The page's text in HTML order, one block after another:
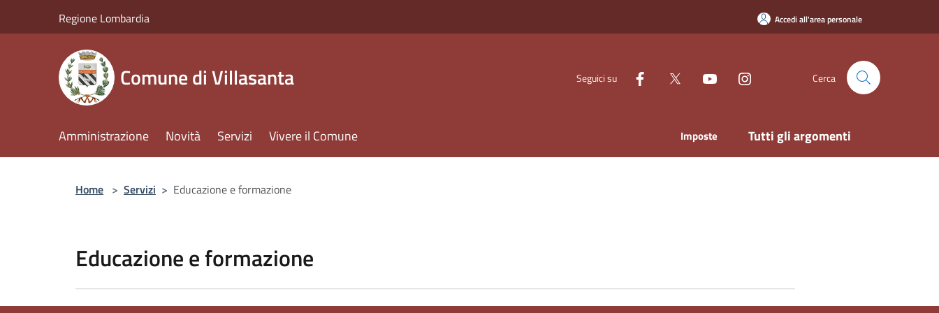
Regione Lombardia Accedi all'area personale
Comune di Villasanta Seguici su Cerca
Amministrazione Novità Servizi Vivere il Comune Imposte Tutti gli argomenti
Home > Servizi > Educazione e formazione
Educazione e formazione